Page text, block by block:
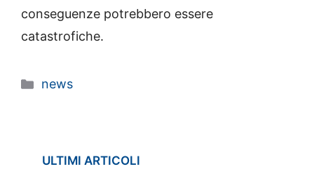
conseguenze potrebbero essere
catastrofiche.
Categorie
news
ULTIMI ARTICOLI